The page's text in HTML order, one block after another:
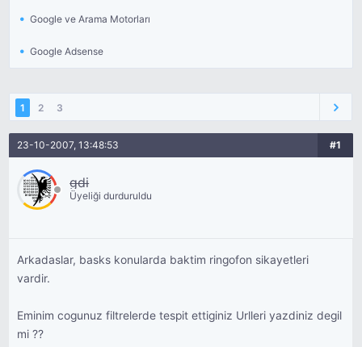
Google ve Arama Motorları
Google Adsense
1 2 3
23-10-2007, 13:48:53 #1
gdi
Üyeliği durduruldu
Arkadaslar, basks konularda baktim ringofon sikayetleri
vardir.
Eminim cogunuz filtrelerde tespit ettiginiz Urlleri yazdiniz degil
mi ??